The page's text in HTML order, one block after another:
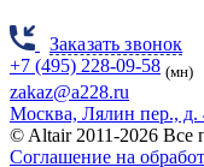
Заказать звонок
+7 (495) 228-09-58 (мн)
zakaz@a228.ru
Москва, Лялин пер., д.
© Altair 2011-2026 Все
Соглашение на